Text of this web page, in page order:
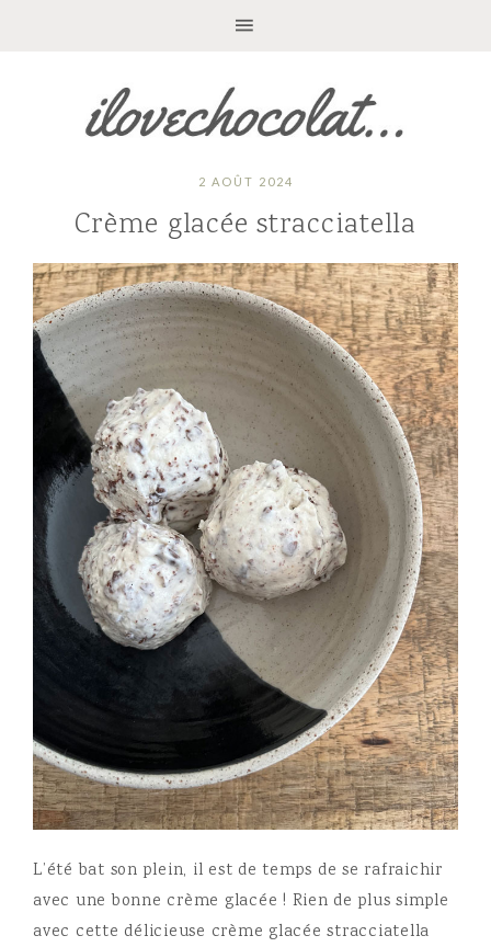
2 AOÛT 2024
Crème glacée stracciatella
L’été bat son plein, il est de temps de se rafraichir
avec une bonne crème glacée ! Rien de plus simple
avec cette délicieuse crème glacée stracciatella